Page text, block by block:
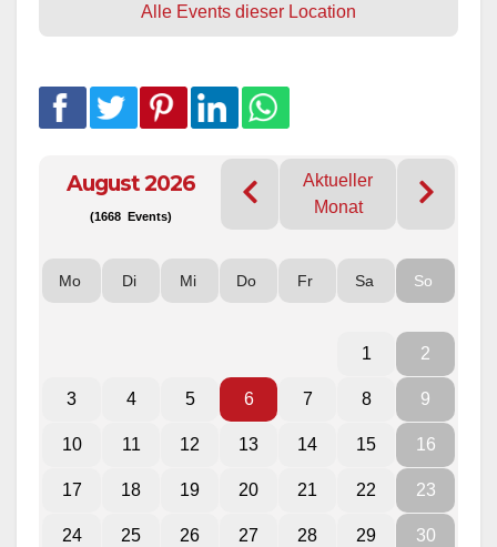
Alle Events dieser Location
August 2026
(1668 Events)
Aktueller
Monat
Mo Di Mi Do Fr Sa So
1 2
3 4 5 6 7 8 9
10 11 12 13 14 15 16
17 18 19 20 21 22 23
24 25 26 27 28 29 30